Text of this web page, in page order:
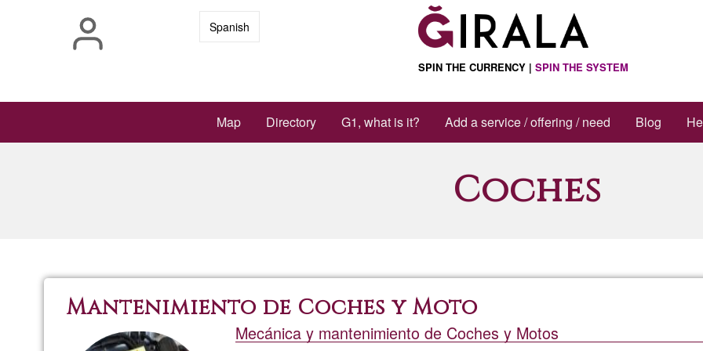
Spanish
SPIN THE CURRENCY |SPIN THE SYSTEM
Map Directory G1, what is it? Add a service / offering / need Blog
Coches
Mantenimiento de Coches y Moto
Mecánica y mantenimiento de Coches y Motos